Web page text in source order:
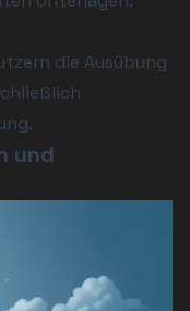
die Ausübung
und